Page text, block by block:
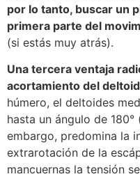
por lo tanto, buscar un
primera parte del
(si estás muy atrás).
Una tercera ventaja
acortamiento del
húmero, el deltoides
hasta un ángulo de
embargo, predomina la
extrarotación de la
mancuernas la tensión